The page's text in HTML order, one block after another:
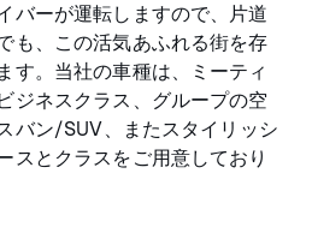
バーが運転しますので、片道
も、この活気あふれる街を存
す。当社の車種は、ミーティ
ジネスクラス、グループの空
バン/SUV、またスタイリッシ
スとクラスをご用意しており